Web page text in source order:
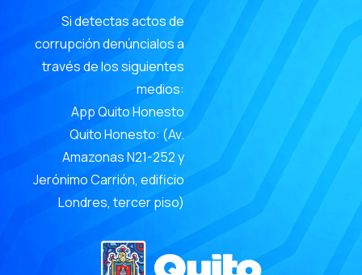
Si detectas actos de
corrupción denúncialos a
través de los siguientes
medios:
App Quito Honesto
Quito Honesto: (Av.
Amazonas N21-252 y
Jerónimo Carrión, edificio
Londres, tercer piso)